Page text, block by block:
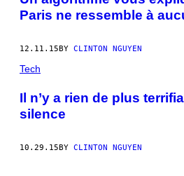
Paris ne ressemble à
12.11.15BY CLINTON NGUYEN
Tech
Il n’y a rien de plus
silence
10.29.15BY CLINTON NGUYEN